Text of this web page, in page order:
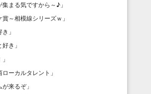
集まる気ですから～♪ 」
賞～相模線シリーズｗ 」
き 」
好き 」
」
ローカルタレント 」
が来るぞ」